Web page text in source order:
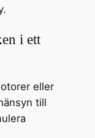
i ett
eller
till